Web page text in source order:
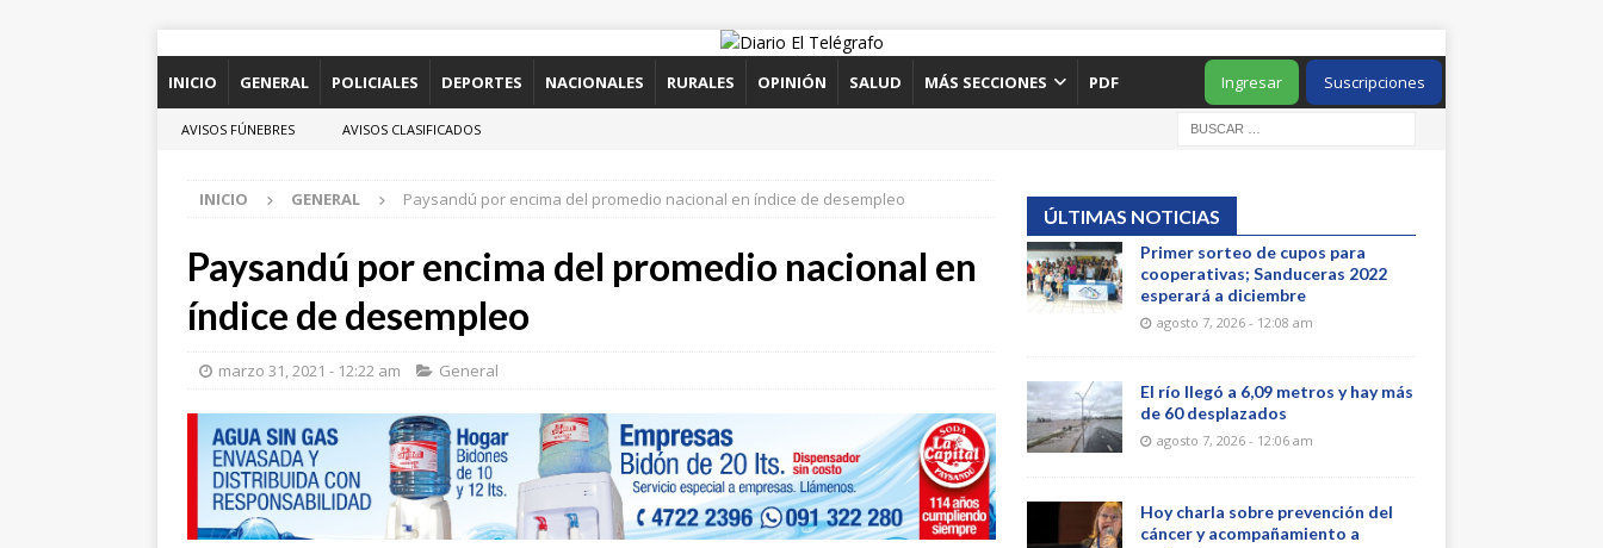
INICIO GENERAL POLICIALES DEPORTES NACIONALES RURALES OPINIÓN SALUD MÁS SECCIONES PDF Suscripciones
Ingresar
AVISOS FÚNEBRES AVISOS CLASIFICADOS
INICIO GENERAL Paysandú por encima del promedio nacional en índice de desempleo
Paysandú por encima del promedio nacional en
índice de desempleo
marzo 31, 2021 - 12:22 am General
ÚLTIMAS NOTICIAS
Primer sorteo de cupos para
cooperativas; Sanduceras 2022
esperará a diciembre
agosto 7, 2026 - 12:08 am
El río llegó a 6,09 metros y hay más
de 60 desplazados
agosto 7, 2026 - 12:06 am
Hoy charla sobre prevención del
cáncer y acompañamiento a